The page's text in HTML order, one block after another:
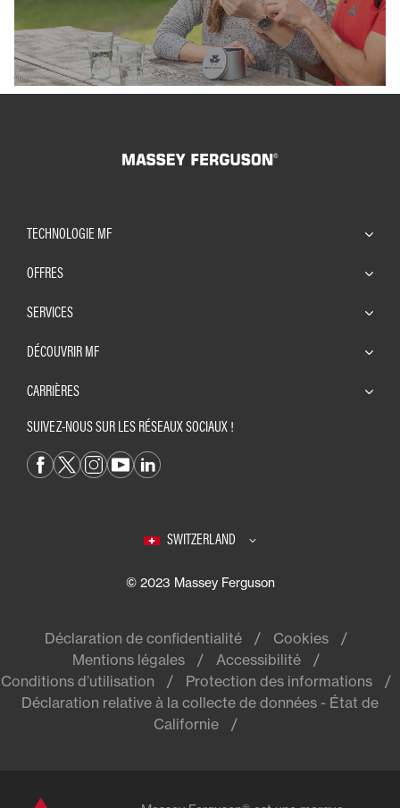
TECHNOLOGIE MF
OFFRES
SERVICES
DÉCOUVRIR MF
CARRIÈRES
SUIVEZ-NOUS SUR LES RÉSEAUX SOCIAUX !
SWITZERLAND
© 2023 Massey Ferguson
Déclaration de confidentialité
Cookies
Mentions légales
Accessibilité
Conditions d’utilisation
Protection des informations
Déclaration relative à la collecte de données - État de
Californie